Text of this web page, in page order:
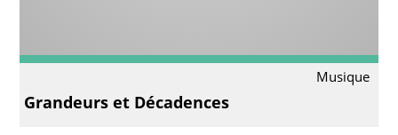
Musique
Grandeurs et Décadences